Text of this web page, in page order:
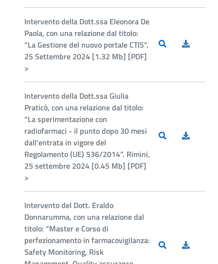
Intervento della Dott.ssa Eleonora De
Paola, con una relazione dal titolo:
“La Gestione del nuovo portale CTIS”.
25 Settembre 2024 [1.32 Mb] [PDF]
>
Intervento della Dott.ssa Giulia
Praticò, con una relazione dal titolo:
“La sperimentazione con
radiofarmaci - il punto dopo 30 mesi
dall'entrata in vigore del
Regolamento (UE) 536/2014”. Rimini,
25 settembre 2024 [0.45 Mb] [PDF]
>
Intervento del Dott. Eraldo
Donnarumma, con una relazione dal
titolo: “Master e Corso di
perfezionamento in farmacovigilanza:
Safety Monitoring, Risk